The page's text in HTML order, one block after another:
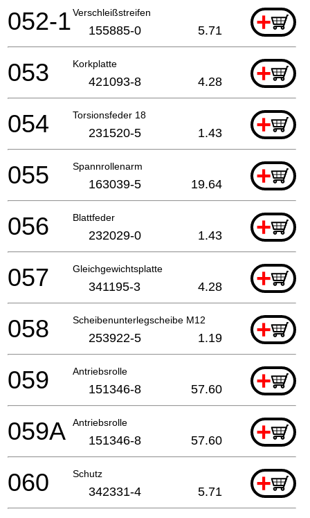
Verschleißstreifen +
052-1 155885-0 5.71
Korkplatte +
053 421093-8 4.28
Torsionsfeder 18 +
054 231520-5 1.43
Spannrollenarm +
055 163039-5 19.64
Blattfeder +
056 232029-0 1.43
Gleichgewichtsplatte +
057 341195-3 4.28
Scheibenunterlegscheibe M12 +
058 253922-5 1.19
Antriebsrolle +
059 151346-8 57.60
Antriebsrolle +
059A 151346-8 57.60
Schutz +
060 342331-4 5.71